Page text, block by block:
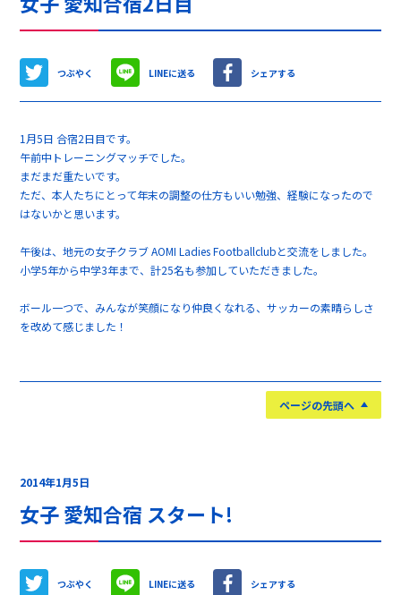
つぶやく LINEに送る シェアする
1月5日 合宿2日目です。
午前中トレーニングマッチでした。
まだまだ重たいです。
ただ、本人たちにとって年末の調整の仕方もいい勉強、経験になったので
はないかと思います。
午後は、地元の女子クラブ AOMI Ladies Footballclubと交流をしました。
小学5年から中学3年まで、計25名も参加していただきました。
ボール一つで、みんなが笑顔になり仲良くなれる、サッカーの素晴らしさ
を改めて感じました！
ページの先頭へ
2014年1月5日
女子 愛知合宿 スタート!
つぶやく LINEに送る シェアする